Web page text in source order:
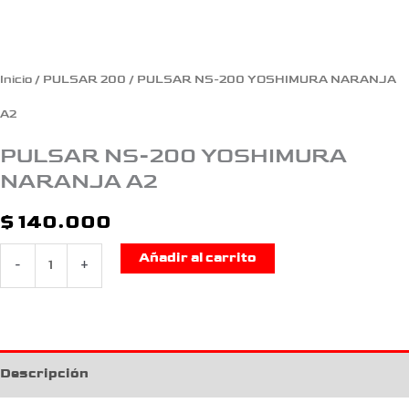
Inicio / PULSAR 200 / PULSAR NS-200 YOSHIMURA NARANJA
A2
PULSAR NS-200 YOSHIMURA
NARANJA A2
$ 140.000
- +
Añadir al carrito
Descripción